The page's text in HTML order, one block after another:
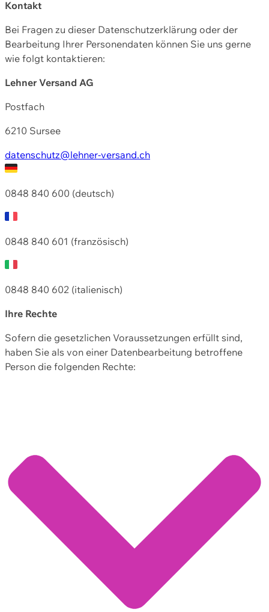
Kontakt
Bei Fragen zu dieser Datenschutzerklärung oder der
Bearbeitung Ihrer Personendaten können Sie uns gerne
wie folgt kontaktieren:
Lehner Versand AG
Postfach
6210 Sursee
datenschutz@lehner-versand.ch
0848 840 600 (deutsch)
0848 840 601 (französisch)
0848 840 602 (italienisch)
Ihre Rechte
Sofern die gesetzlichen Voraussetzungen erfüllt sind,
haben Sie als von einer Datenbearbeitung betroffene
Person die folgenden Rechte: